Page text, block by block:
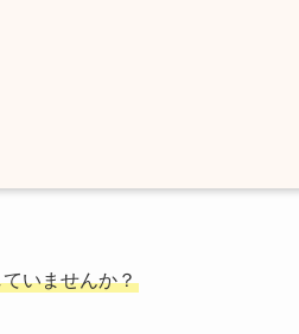
いませんか？